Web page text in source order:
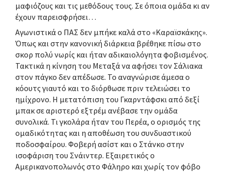
μαφιόζους και τις μεθόδους τους. Σε όποια ομάδα κι αν
έχουν παρεισφρήσει…
Αγωνιστικά ο ΠΑΣ δεν μπήκε καλά στο «Καραϊσκάκης».
Όπως και στην κανονική διάρκεια βρέθηκε πίσω στο
σκορ πολύ νωρίς και ήταν αδικαιολόγητα φοβισμένος.
Τακτικά η κίνηση του Μεταξά να αφήσει τον Σάλιακα
στον πάγκο δεν απέδωσε. Το αναγνώρισε άμεσα ο
κόουτς γιαυτό και το διόρθωσε πριν τελειώσει το
ημίχρονο. Η μετατόπιση του Γκαρντάφσκι από δεξί
μπακ σε αριστερό εξτρέμ ανέβασε την ομάδα
συνολικά. Τι γκολάρα ήταν του Περέα, ο ορισμός της
ομαδικότητας και η αποθέωση του συνδυαστικού
ποδοσφαίρου. Φοβερή ασίστ και ο Στάνκο στην
ισοφάριση του Σνάιντερ. Εξαιρετικός ο
Αμερικανοπολωνός στο Φάληρο και χωρίς τον φόβο